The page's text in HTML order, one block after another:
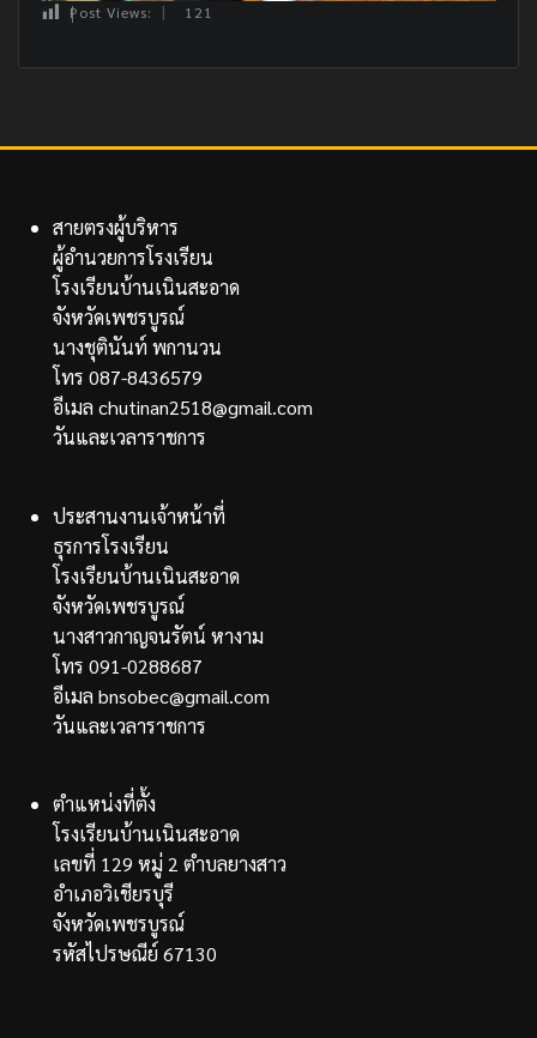
Post Views: 121
สายตรงผู้บริหาร
ผู้อำนวยการโรงเรียน
โรงเรียนบ้านเนินสะอาด
จังหวัดเพชรบูรณ์
นางชุตินันท์ พกานวน
โทร 087-8436579
อีเมล chutinan2518@gmail.com
วันและเวลาราชการ
ประสานงานเจ้าหน้าที่
ธุรการโรงเรียน
โรงเรียนบ้านเนินสะอาด
จังหวัดเพชรบูรณ์
นางสาวกาญจนรัตน์ หางาม
โทร 091-0288687
อีเมล bnsobec@gmail.com
วันและเวลาราชการ
ตำแหน่งที่ตั้ง
โรงเรียนบ้านเนินสะอาด
เลขที่ 129 หมู่ 2 ตำบลยางสาว
อำเภอวิเชียรบุรี
จังหวัดเพชรบูรณ์
รหัสไปรษณีย์ 67130